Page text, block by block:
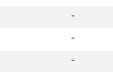
-
-
-